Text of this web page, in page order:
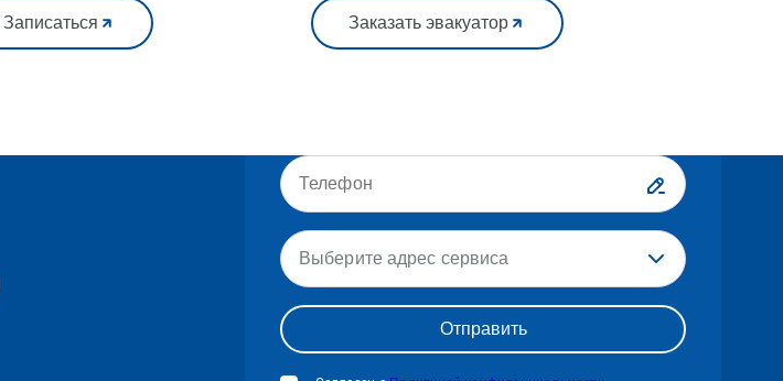
Записаться Заказать эвакуатор
Выберите адрес сервиса